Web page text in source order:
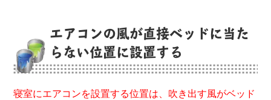
エアコンの風が直接ベッドに当た
らない位置に設置する
寝室にエアコンを設置する位置は、吹き出す風がベッド